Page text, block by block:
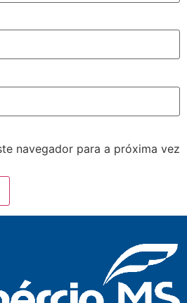
navegador para a próxima vez